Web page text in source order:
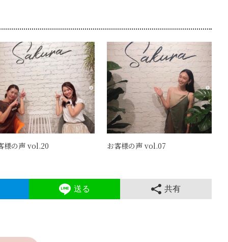
様の声 vol.20 お客様の声 vol.07
送る 共有